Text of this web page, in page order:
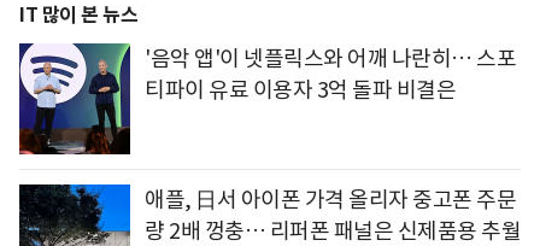
IT 많이 본 뉴스
'음악 앱'이 넷플릭스와 어깨 나란히… 스포
티파이 유료 이용자 3억 돌파 비결은
애플, 日서 아이폰 가격 올리자 중고폰 주문
량 2배 껑충… 리퍼폰 패널은 신제품용 추월